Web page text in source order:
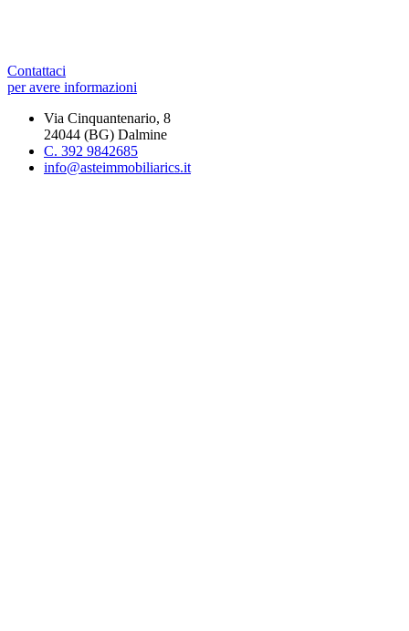
Contattaci
per avere informazioni
Via Cinquantenario, 8
24044 (BG) Dalmine
C. 392 9842685
info@asteimmobiliarics.it